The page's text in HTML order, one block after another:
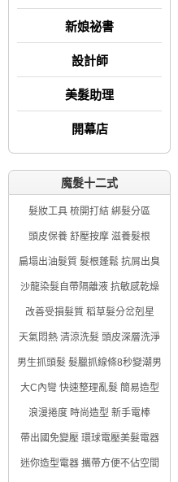
新娘祕書
設計師
美髮助理
開幕店
魔髮十二式
髮妝工具 梳開打結 綁髮分區
頭皮保養 舒壓按摩 滋養髮根
扁塌出油髮質 髮根蓬鬆 抗屑出臭
沙龍染髮自帶隔離液 抗敏感乾燥
改善受損髮質 稻草髮分岔剋星
天氣悶熱 清涼洗髮 頭皮深層洗淨
男生抓頭髮 髮臘抓線條8秒變潮男
大C內彎 快速整理亂髮 簡易造型
浪漫捲度 時尚造型 新手電棒
帶出國免變壓 環球電壓美髮電器
迷你造型電器 攜帶方便不佔空間